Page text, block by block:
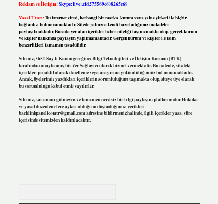
Reklam ve İletişim:Skype: live:.cid.575569c608265c69
Yasal Uyarı:Bu internet sitesi, herhangi bir marka, kurum veya şahıs şirketi ile hiçbir
bağlantısı bulunmamaktadır. Sitede yalnızca kendi hazırladığımız makaleler
paylaşılmaktadır. Burada yer alan içerikler haber niteliği taşımamakta olup, gerçek kurum
ve kişiler hakkında paylaşım yapılmamaktadır. Gerçek kurum ve kişiler ile isim
benzerlikleri tamamen tesadüfidir.
Sitemiz, 5651 Sayılı Kanun gereğince Bilgi Teknolojileri ve İletişim Kurumu (BTK)
tarafından onaylanmış bir Yer Sağlayıcı olarak hizmet vermektedir. Bu nedenle, sitedeki
içerikleri proaktif olarak denetleme veya araştırma yükümlülüğümüz bulunmamaktadır.
Ancak, üyelerimiz yazdıkları içeriklerin sorumluluğunu taşımakta olup, siteye üye olarak
bu sorumluluğu kabul etmiş sayılırlar.
Sitemiz, kar amacı gütmeyen ve tamamen ücretsiz bir bilgi paylaşım platformudur. Hukuka
ve yasal düzenlemelere aykırı olduğunu düşündüğünüz içerikleri,
backlinkpanelicomtr@gmail.comadresine bildirmeniz halinde, ilgili içerikler yasal süre
içerisinde sitemizden kaldırılacaktır.